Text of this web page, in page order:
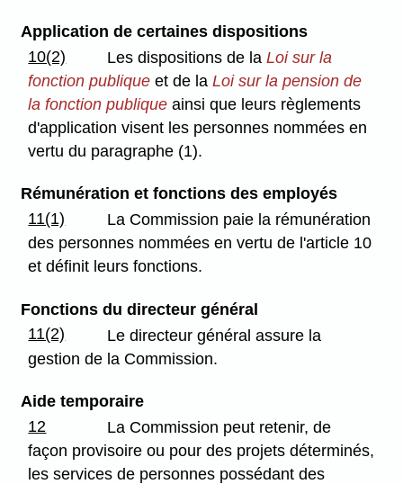
Application de certaines dispositions
10(2)
Les dispositions de laLoi sur la
fonction publique et de laLoi sur la pension de
la fonction publique ainsi que leurs règlements
d'application visent les personnes nommées en
vertu du paragraphe (1).
Rémunération et fonctions des employés
11(1)
La Commission paie la rémunération
des personnes nommées en vertu de l'article 10
et définit leurs fonctions.
Fonctions du directeur général
11(2)
Le directeur général assure la
gestion de la Commission.
Aide temporaire
12
La Commission peut retenir, de
façon provisoire ou pour des projets déterminés,
les services de personnes possédant des